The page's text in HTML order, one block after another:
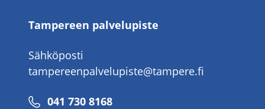
Tampereen palvelupiste
Sähköposti
tampereenpalvelupiste@tampere.fi
Puhelinnumero
041 730 8168